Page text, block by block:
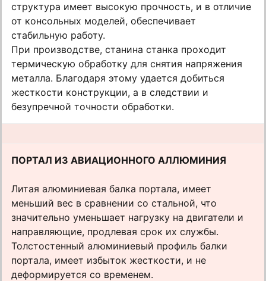
структура имеет высокую прочность, и в отличие
от консольных моделей, обеспечивает
стабильную работу.
При производстве, станина станка проходит
термическую обработку для снятия напряжения
металла. Благодаря этому удается добиться
жесткости конструкции, а в следствии и
безупречной точности обработки.
ПОРТАЛ ИЗ АВИАЦИОННОГО АЛЛЮМИНИЯ
Литая алюминиевая балка портала, имеет
меньший вес в сравнении со стальной, что
значительно уменьшает нагрузку на двигатели и
направляющие, продлевая срок их службы.
Толстостенный алюминиевый профиль балки
портала, имеет избыток жесткости, и не
деформируется со временем.